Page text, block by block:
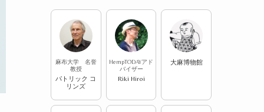
麻布大学 名誉
教授
パトリック コ
リンズ
HempTODAYアド
バイザー
Riki Hiroi
大麻博物館